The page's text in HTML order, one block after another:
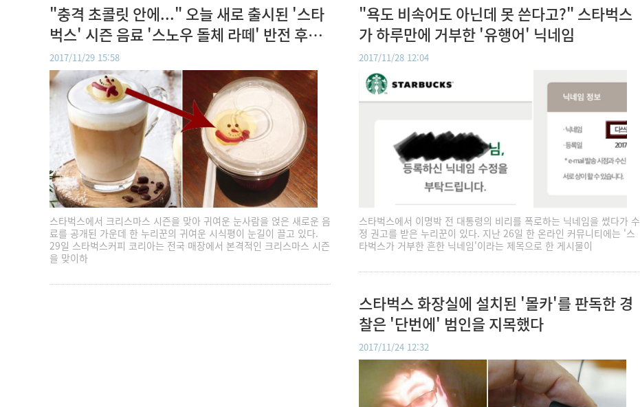
"충격 초콜릿 안에..." 오늘 새로 출시된 '스타
벅스' 시즌 음료 '스노우 돌체 라떼' 반전 후기
(사진)
2017/11/29 15:58
스타벅스에서 크리스마스 시즌을 맞아 귀여운 눈사람을 얹은 새로운 음
료를 공개된 가운데 한 누리꾼의 귀여운 시식평이 눈길이 끌고 있다.
29일 스타벅스커피 코리아는 전국 매장에서 본격적인 크리스마스 시즌
을 맞이하
"욕도 비속어도 아닌데 못 쓴다고?" 스타벅스
가 하루만에 거부한 '유행어' 닉네임
2017/11/28 12:04
스타벅스에서 이명박 전 대통령의 비리를 폭로하는 닉네임을 썼다가 수
정 권고를 받은 누리꾼이 있다. 지난 26일 한 온라인 커뮤니티에는 '스
타벅스가 거부한 흔한 닉네임'이라는 제목으로 한 게시물이
스타벅스 화장실에 설치된 '몰카'를 판독한 경
찰은 '단번에' 범인을 지목했다
2017/11/24 12:32